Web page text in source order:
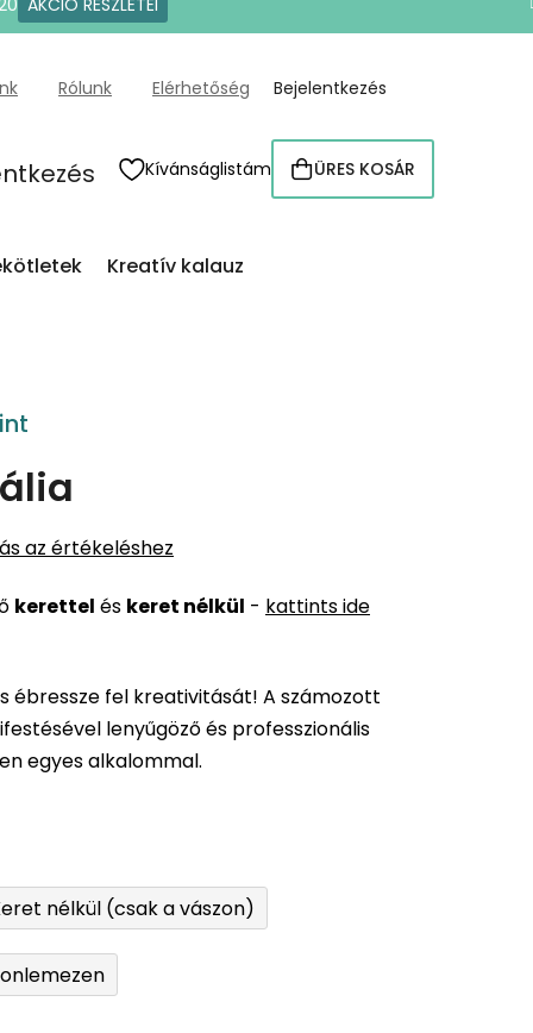
AKCIÓ RÉSZLETEI
Rólunk Elérhetőség Bejelentkezés
Kívánságlistám KOSÁR
ÜRES KOSÁR
Kreatív kalauz
az értékeléshez
kerettel és keret nélkül - kattints ide
ébressze fel kreativitását! A számozott
lenyűgöző és professzionális
egyes alkalommal.
nélkül (csak a vászon)